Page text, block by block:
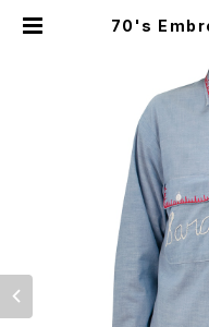
70's